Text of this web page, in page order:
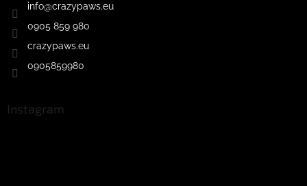
info@crazypaws.eu
0905 859 980
crazypaws.eu
0905859980
Instagram